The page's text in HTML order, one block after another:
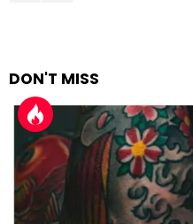
DON'T MISS